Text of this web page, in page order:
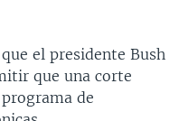
el presidente Bush
que una corte
de